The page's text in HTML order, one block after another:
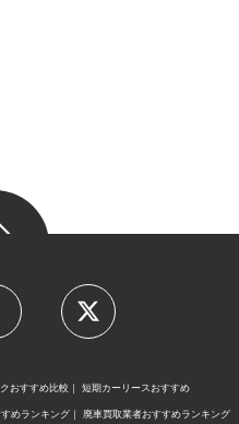
おすすめ比較 短期カーリースおすすめ
めランキング 廃車買取業者おすすめランキング